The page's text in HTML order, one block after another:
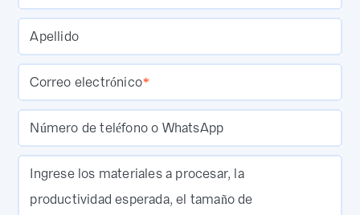
Apellido
Correo electrónico*
Número de teléfono o WhatsApp
Ingrese los materiales a procesar, la
productividad esperada, el tamaño de